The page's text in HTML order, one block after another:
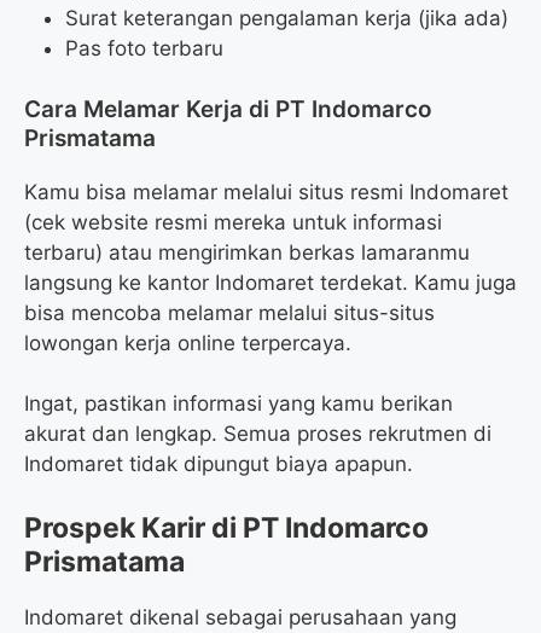
Surat keterangan pengalaman kerja (jika ada)
Pas foto terbaru
Cara Melamar Kerja di PT Indomarco
Prismatama
Kamu bisa melamar melalui situs resmi Indomaret
(cek website resmi mereka untuk informasi
terbaru) atau mengirimkan berkas lamaranmu
langsung ke kantor Indomaret terdekat. Kamu juga
bisa mencoba melamar melalui situs-situs
lowongan kerja online terpercaya.
Ingat, pastikan informasi yang kamu berikan
akurat dan lengkap. Semua proses rekrutmen di
Indomaret tidak dipungut biaya apapun.
Prospek Karir di PT Indomarco
Prismatama
Indomaret dikenal sebagai perusahaan yang